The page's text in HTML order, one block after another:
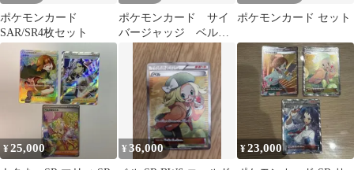
ポケモンカード
SAR/SR4枚セット
ポケモンカード サイ
バージャッジ ベルの
まごころ SR SAR 2
枚 大特価
ポケモンカード セット
¥25,000 ¥36,000 ¥23,000